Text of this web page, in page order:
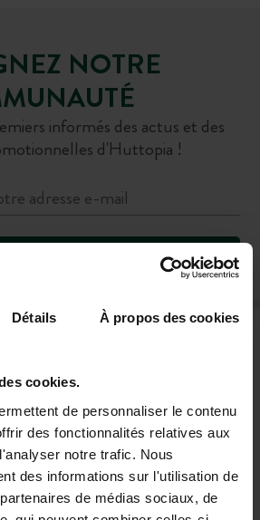
Détails À propos des cookies
cookies.
de personnaliser le contenu
des fonctionnalités relatives aux
notre trafic. Nous
des informations sur l'utilisation de
de médias sociaux, de
NOTRE
informés des actus et des
d'Huttopia !
AIDE ET CONTACT
04 37 64 22 35
VEN : 9H-19H ; SAM : 9H-18H)